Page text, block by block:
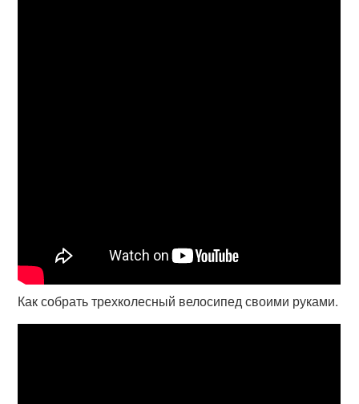
Как собрать трехколесный велосипед своими руками.